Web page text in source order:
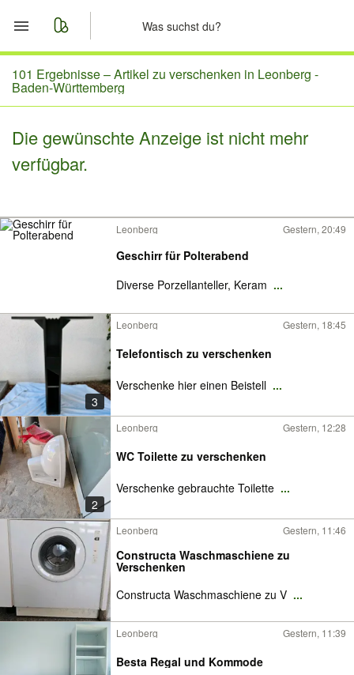
Start
Merkliste
Nachrichten
101 Ergebnisse –Artikel zu verschenken in Leonberg -
Baden-Württemberg
Die gewünschte Anzeige ist nicht mehr
verfügbar.
Leonberg Gestern, 20:49
Geschirr für Polterabend
Diverse Porzellanteller, Keram ...
3
Leonberg Gestern, 18:45
Telefontisch zu verschenken
Verschenke hier einen Beistell ...
2
Leonberg Gestern, 12:28
WC Toilette zu verschenken
Verschenke gebrauchte Toilette ...
Leonberg Gestern, 11:46
Constructa Waschmaschiene zu
Verschenken
Constructa Waschmaschiene zu V ...
Leonberg Gestern, 11:39
Besta Regal und Kommode